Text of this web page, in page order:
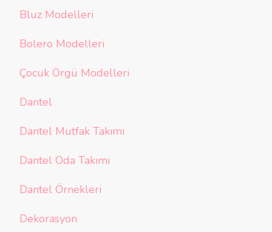
Bluz Modelleri
Bolero Modelleri
Çocuk Örgü Modelleri
Dantel
Dantel Mutfak Takımı
Dantel Oda Takımı
Dantel Örnekleri
Dekorasyon